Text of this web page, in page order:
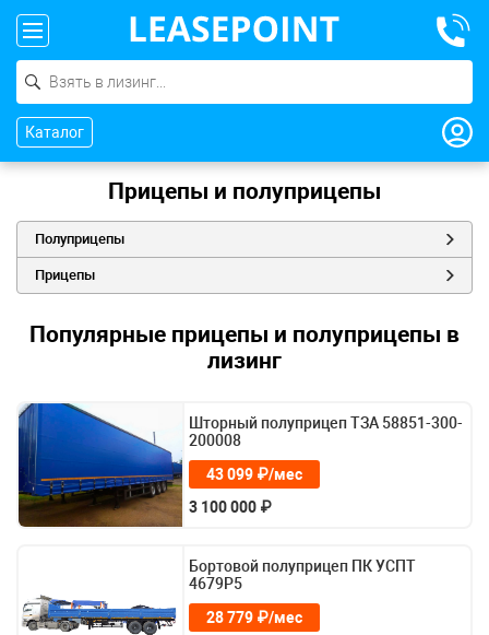
Каталог
Прицепы и полуприцепы
Полуприцепы
Прицепы
Популярные прицепы и полуприцепы в
лизинг
Шторный полуприцеп ТЗА 58851-300-
200008
43 099 ₽/мес
3 100 000 ₽
Бортовой полуприцеп ПК УСПТ
4679Р5
28 779 ₽/мес